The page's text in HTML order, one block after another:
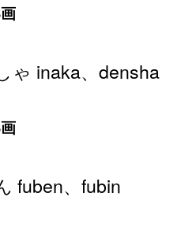
ゃ inaka、densha
fuben、fubin